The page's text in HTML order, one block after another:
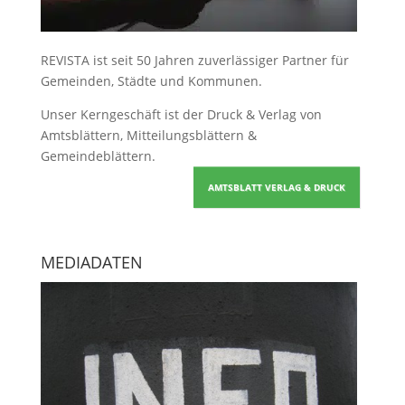
REVISTA ist seit 50 Jahren zuverlässiger Partner für
Gemeinden, Städte und Kommunen.
Unser Kerngeschäft ist der Druck & Verlag von
Amtsblättern, Mitteilungsblättern &
Gemeindeblättern.
AMTSBLATT VERLAG & DRUCK
MEDIADATEN